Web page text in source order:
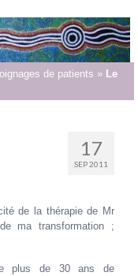
de patients » Le
17
SEP 2011
de la thérapie de Mr
ma transformation ;
plus de 30 ans de